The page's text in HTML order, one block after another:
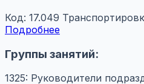
Код: 17.049
Подробнее
Группы занятий:
1325: Руководители